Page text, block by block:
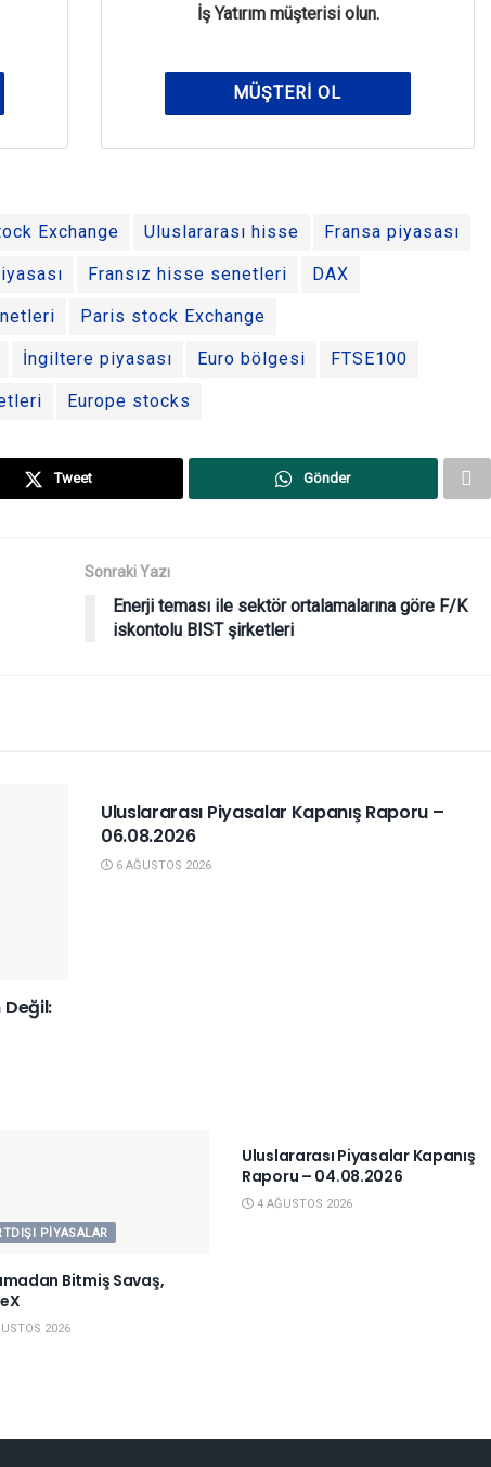
İş Yatırım müşterisi olun.
MÜŞTERI OL
Exchange Uluslararası hisse Fransa piyasası
Fransız hisse senetleri DAX
Paris stock Exchange
İngiltere piyasası Euro bölgesi FTSE100
Europe stocks
Tweet Gönder
Sonraki Yazı
Enerji teması ile sektör ortalamalarına göre F/K
iskontolu BIST şirketleri
Uluslararası Piyasalar Kapanış Raporu –
06.08.2026
6 AĞUSTOS 2026
PIYASALAR
Bitmiş Savaş,
2026
Uluslararası Piyasalar Kapanış
Raporu – 04.08.2026
4 AĞUSTOS 2026